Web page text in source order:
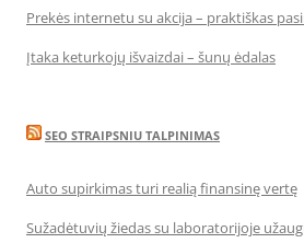
Prekės internetu su akcija – praktiškas
Įtaka keturkojų išvaizdai – šunų ėdalas
SEO STRAIPSNIU TALPINIMAS
Auto supirkimas turi realią finansinę vertę
Sužadėtuvių žiedas su laboratorijoje